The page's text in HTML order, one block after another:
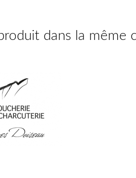
dans la même